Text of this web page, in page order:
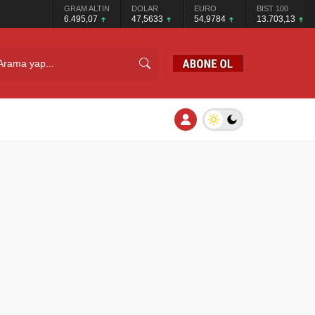
GRAM ALTIN
6.495,07
DOLAR
47,5633
EURO
54,9784
BIST 100
13.703,13